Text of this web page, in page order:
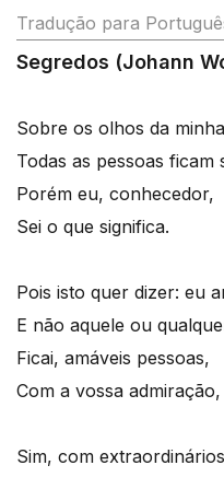
Tradução para
Segredos (Johann
Sobre os olhos da
Todas as pessoas ficam
Porém eu, conhecedor,
Sei o que significa.
Pois isto quer dizer: eu
E não aquele ou
Ficai, amáveis pessoas,
Com a vossa
Sim, com